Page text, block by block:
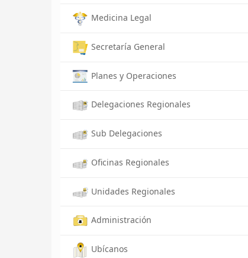
Medicina Legal
Secretaría General
Planes y Operaciones
Delegaciones Regionales
Sub Delegaciones
Oficinas Regionales
Unidades Regionales
Administración
Ubícanos